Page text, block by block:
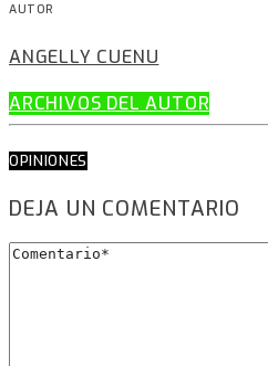
AUTOR
ANGELLY CUENU
ARCHIVOS DEL AUTOR
OPINIONES
DEJA UN COMENTARIO